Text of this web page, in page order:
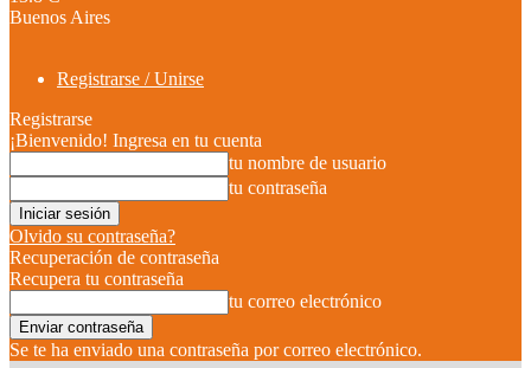
Buenos Aires
Registrarse / Unirse
Registrarse
¡Bienvenido! Ingresa en tu cuenta
tu nombre de usuario
tu contraseña
Olvido su contraseña?
Recuperación de contraseña
Recupera tu contraseña
tu correo electrónico
Se te ha enviado una contraseña por correo electrónico.